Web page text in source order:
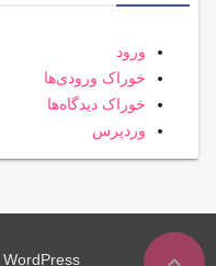
ورود
خوراک ورودی‌ها
خوراک دیدگاه‌ها
وردپرس
WordPress